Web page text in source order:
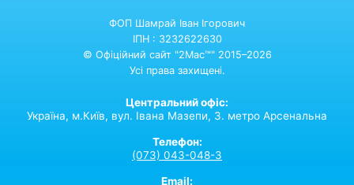
ФОП Шамрай Іван Ігорович
ІПН : 3232622630
© Офіційний сайт "2Mac™" 2015–2026
Усі права захищені.
Центральний офіс:
Україна, м.Київ, вул. Івана Мазепи, 3. метро Арсенальна
Телефон:
(073) 043-048-3
Email: